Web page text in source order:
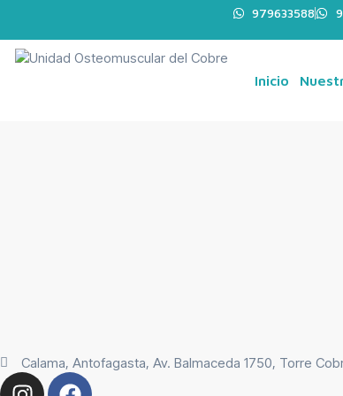
979633588
Inicio
Calama, Antofagasta, Av. Balmaceda 1750, Torre